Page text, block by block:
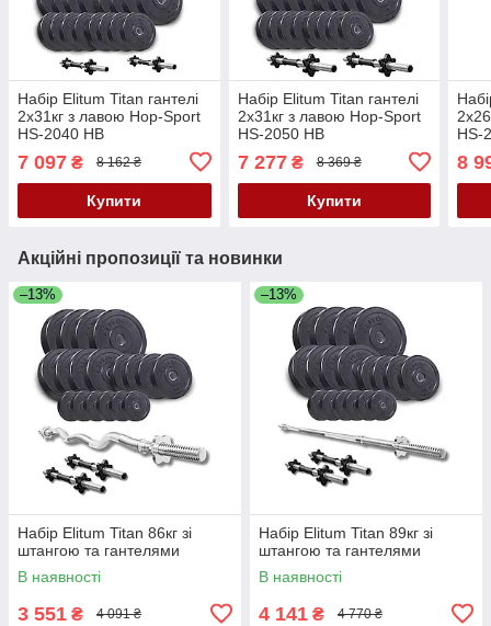
Набір Elitum Titan гантелі
2х31кг з лавою Hop-Sport
HS-2040 НВ
7 097 ₴ 8 162 ₴
Купити
Набір Elitum Titan гантелі
2х31кг з лавою Hop-Sport
HS-2050 НВ
7 277₴ 8 369 ₴
Купити
HS-
8
Акційні пропозиції та новинки
–13%
Набір Elitum Titan 86кг зі
штангою та гантелями
В наявності
3 551 ₴ 4 091 ₴
–13%
Набір Elitum Titan 89кг зі
штангою та гантелями
В наявності
4 141 ₴ 4 770 ₴